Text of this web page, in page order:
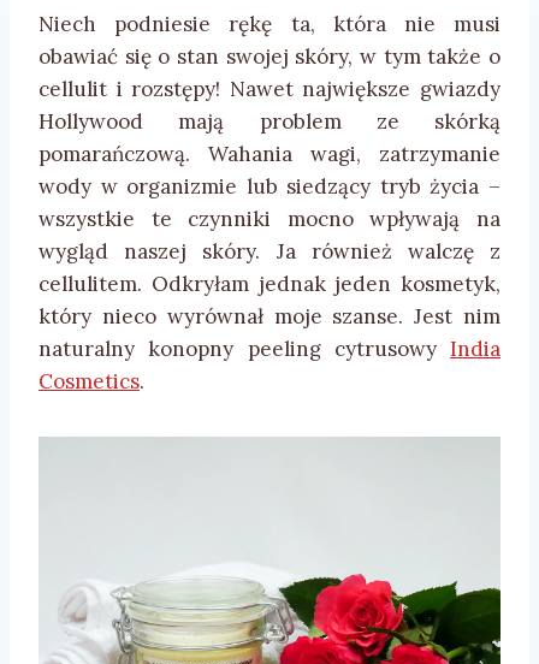
Niech podniesie rękę ta, która nie musi
obawiać się o stan swojej skóry, w tym także o
cellulit i rozstępy! Nawet największe gwiazdy
Hollywood mają problem ze skórką
pomarańczową. Wahania wagi, zatrzymanie
wody w organizmie lub siedzący tryb życia –
wszystkie te czynniki mocno wpływają na
wygląd naszej skóry. Ja również walczę z
cellulitem. Odkryłam jednak jeden kosmetyk,
który nieco wyrównał moje szanse. Jest nim
naturalny konopny peeling cytrusowy India
Cosmetics.